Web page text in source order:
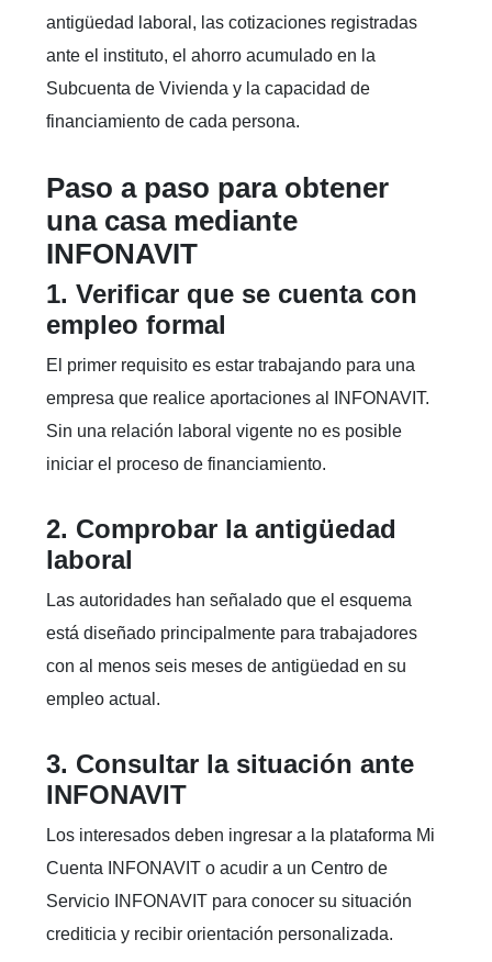
antigüedad laboral, las cotizaciones registradas
ante el instituto, el ahorro acumulado en la
Subcuenta de Vivienda y la capacidad de
financiamiento de cada persona.
Paso a paso para obtener
una casa mediante
INFONAVIT
1. Verificar que se cuenta con
empleo formal
El primer requisito es estar trabajando para una
empresa que realice aportaciones al INFONAVIT.
Sin una relación laboral vigente no es posible
iniciar el proceso de financiamiento.
2. Comprobar la antigüedad
laboral
Las autoridades han señalado que el esquema
está diseñado principalmente para trabajadores
con al menos seis meses de antigüedad en su
empleo actual.
3. Consultar la situación ante
INFONAVIT
Los interesados deben ingresar a la plataforma Mi
Cuenta INFONAVIT o acudir a un Centro de
Servicio INFONAVIT para conocer su situación
crediticia y recibir orientación personalizada.